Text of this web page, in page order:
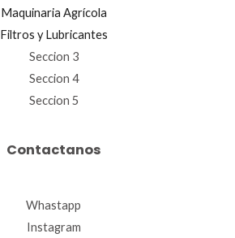
Maquinaria Agrícola
Filtros y Lubricantes
Seccion 3
Seccion 4
Seccion 5
Contactanos
Whastapp
Instagram